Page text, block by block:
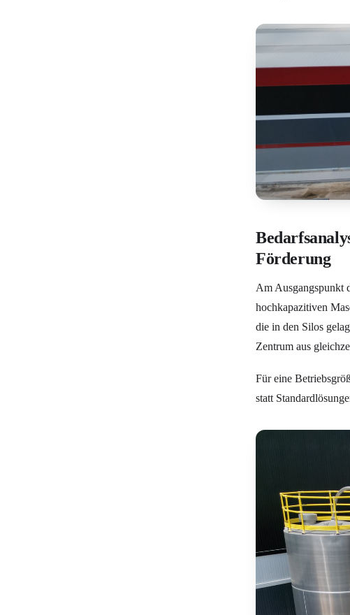
Förderung
Am Ausgangspunkt
hochkapazitiven
die in den Silos
Zentrum aus
Für eine
statt